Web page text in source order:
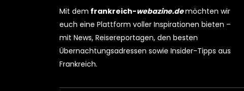
Mit dem frankreich-webazine.demöchten wir
euch eine Plattform voller Inspirationen bieten –
mit News, Reisereportagen, den besten
Übernachtungsadressen sowie Insider-Tipps aus
Frankreich.